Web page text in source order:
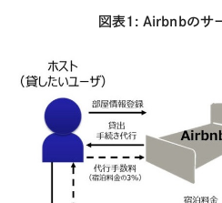
図表1: Airbnbのサ